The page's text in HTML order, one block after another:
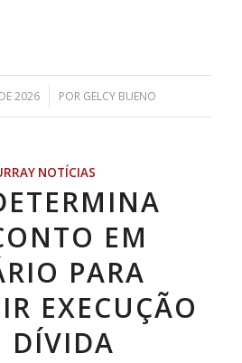
2026 POR GELCY BUENO
NOTÍCIAS
EM
PARA
EXECUÇÃO
DÍVIDA